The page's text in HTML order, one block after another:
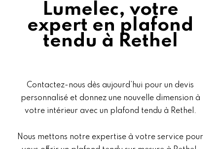
Lumelec, votre
expert en plafond
tendu à Rethel
Contactez-nous dès aujourd’hui pour un devis
personnalisé et donnez une nouvelle dimension à
votre intérieur avec un plafond tendu à Rethel.
Nous mettons notre expertise à votre service pour